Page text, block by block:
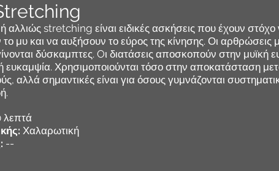
ή αλλιώς stretching είναι ειδικές ασκήσεις που έχουν στόχο
το μυ και να αυξήσουν το εύρος της κίνησης. Οι αρθρώσεις
δύσκαμπτες. Oι διατάσεις αποσκοπούν στην μυϊκή
ευκαμψία. Χρησιμοποιούνται τόσο στην αποκατάσταση
αλλά σημαντικές είναι για όσους γυμνάζονται
λεπτά
Χαλαρωτική
--